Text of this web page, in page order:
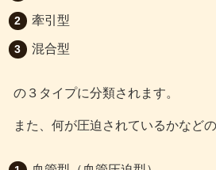
牽引型
混合型
の３タイプに分類されます。
また、何が圧迫されているかなど